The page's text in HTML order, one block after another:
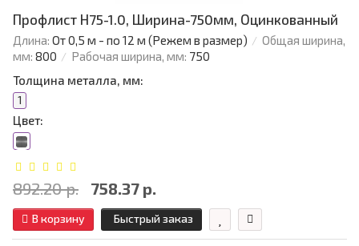
Профлист Н75-1.0, Ширина-750мм, Оцинкованный
Длина: От 0,5 м - по 12 м (Режем в размер)
Общая ширина,
мм: 800 Рабочая ширина, мм: 750
Толщина металла, мм:
1
Цвет:
892.20 р. 758.37 р.
В корзину Быстрый заказ